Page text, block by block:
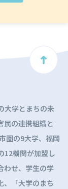
大学とまちの未
民の連携組織と
圏の9大学、福岡
12機関が加盟し
わせ、学生の学
、「大学のまち
ト
に
戻
る